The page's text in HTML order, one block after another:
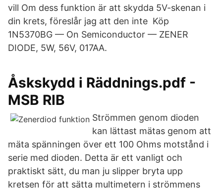
vill Om dess funktion är att skydda 5V-skenan i
din krets, föreslår jag att den inte Köp
1N5370BG — On Semiconductor — ZENER
DIODE, 5W, 56V, 017AA.
Åskskydd i Räddnings.pdf -
MSB RIB
Strömmen genom dioden
kan lättast mätas genom att
mäta spänningen över ett 100 Ohms motstånd i
serie med dioden. Detta är ett vanligt och
praktiskt sätt, du man ju slipper bryta upp
kretsen för att sätta multimetern i strömmens